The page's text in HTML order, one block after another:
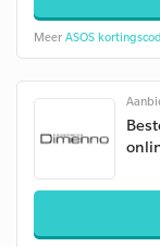
Meer ASOS